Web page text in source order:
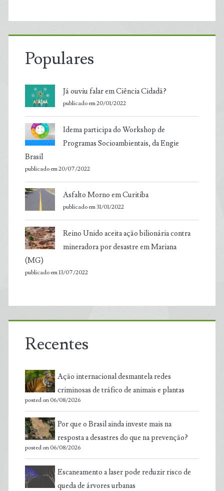
Populares
Já ouviu falar em Ciência Cidadã?
publicado em 20/01/2022
Idema participa do Workshop de
Programas Socioambientais, da Engie
Brasil
publicado em 20/07/2022
Asfalto Morno em Curitiba
publicado em 31/01/2022
Reino Unido aceita ação bilionária contra
mineradora por desastre em Mariana
(MG)
publicado em 13/07/2022
Recentes
Ação internacional desmantela redes
criminosas de tráfico de animais e plantas
posted on 06/08/2026
Por que o Brasil ainda investe mais na
resposta a desastres do que na prevenção?
posted on 06/08/2026
Escaneamento a laser pode reduzir risco de
queda de árvores urbanas